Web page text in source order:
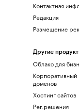
Контактная
Редакция
Размещение
Другие
Облако для
Корпоративный
доменов
Хостинг сайтов
Рег.решения